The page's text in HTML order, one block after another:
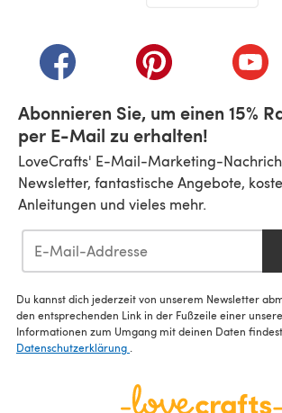
(öffnet sich in einem neuen Tab)
(öffnet sich in
Abonnieren Sie, um einen 15%
per E-Mail zu erhalten!
LoveCrafts' E-Mail-Marketing-
Newsletter, fantastische Angebote,
Anleitungen und vieles mehr.
Du kannst dich jederzeit von unserem Newsletter
den entsprechenden Link in der Fußzeile einer
Informationen zum Umgang mit deinen Daten
Datenschutzerklärung